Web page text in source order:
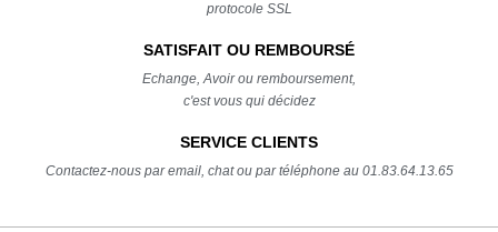
protocole SSL
SATISFAIT OU REMBOURSÉ
Echange, Avoir ou remboursement,
c'est vous qui décidez
SERVICE CLIENTS
Contactez-nous par email, chat ou par téléphone au 01.83.64.13.65